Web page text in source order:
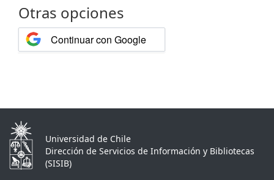
Otras opciones
Continuar con Google
Universidad de Chile
Dirección de Servicios de Información y Bibliotecas
(SISIB)